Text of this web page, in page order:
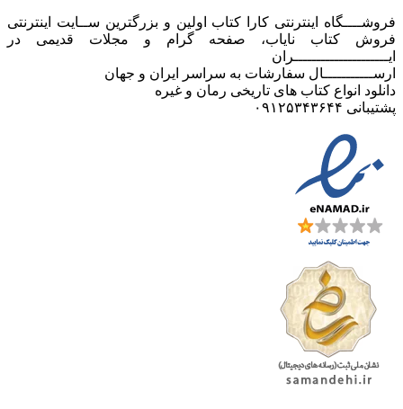
فروشــــگاه اینترنتی کارا کتاب اولین و بزرگترین ســایت اینترنتی
فروش کتاب نایاب، صفحه گرام و مجلات قدیمی در
ایـــــــــــــــــــــران
ارســـــــــــال سفارشات به سراسر ایران و جهان
دانلود انواع کتاب های تاریخی رمان و غیره
پشتیبانی ۰۹۱۲۵۳۴۳۶۴۴